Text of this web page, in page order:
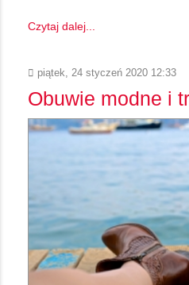
Czytaj dalej...
piątek, 24 styczeń 2020 12:33
Obuwie modne i